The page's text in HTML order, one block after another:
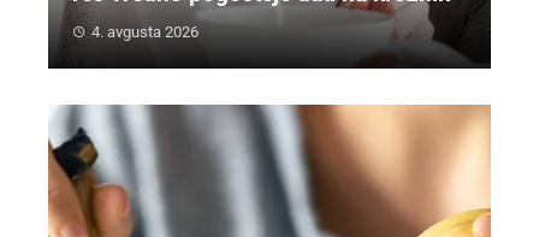
4. avgusta 2026